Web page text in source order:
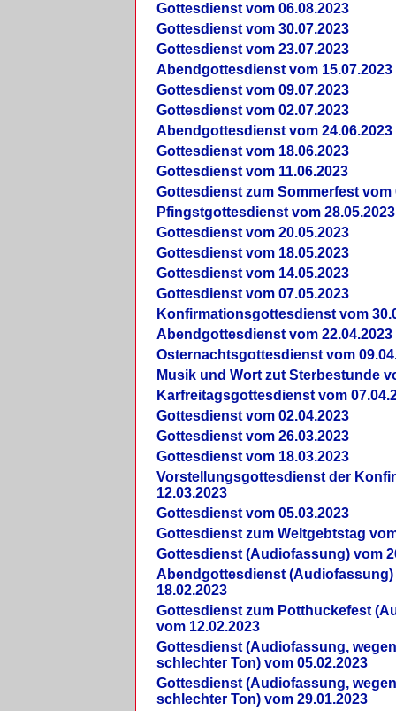
Gottesdienst vom 06.08.2023
Gottesdienst vom 30.07.2023
Gottesdienst vom 23.07.2023
Abendgottesdienst vom 15.07.2023
Gottesdienst vom 09.07.2023
Gottesdienst vom 02.07.2023
Abendgottesdienst vom 24.06.2023
Gottesdienst vom 18.06.2023
Gottesdienst vom 11.06.2023
Gottesdienst zum Sommerfest vom
Pfingstgottesdienst vom 28.05.2023
Gottesdienst vom 20.05.2023
Gottesdienst vom 18.05.2023
Gottesdienst vom 14.05.2023
Gottesdienst vom 07.05.2023
Konfirmationsgottesdienst vom
Abendgottesdienst vom 22.04.2023
Osternachtsgottesdienst vom
Musik und Wort zut Sterbestunde
Karfreitagsgottesdienst vom
Gottesdienst vom 02.04.2023
Gottesdienst vom 26.03.2023
Gottesdienst vom 18.03.2023
Vorstellungsgottesdienst der
12.03.2023
Gottesdienst vom 05.03.2023
Gottesdienst zum Weltgebtstag
Gottesdienst (Audiofassung) vom
Abendgottesdienst (Audiofassung)
18.02.2023
Gottesdienst zum Potthuckefest
vom 12.02.2023
Gottesdienst (Audiofassung,
schlechter Ton) vom 05.02.2023
Gottesdienst (Audiofassung,
schlechter Ton) vom 29.01.2023